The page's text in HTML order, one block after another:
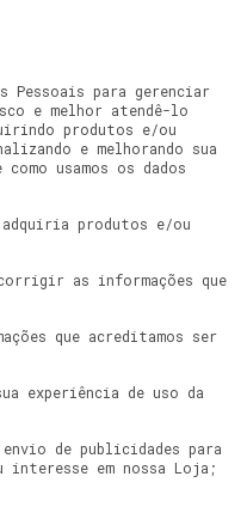
Pessoais para gerenciar
e melhor atendê-lo
produtos e/ou
e melhorando sua
usamos os dados
produtos e/ou
as informações que
que acreditamos ser
experiência de uso da
de publicidades para
interesse em nossa Loja;